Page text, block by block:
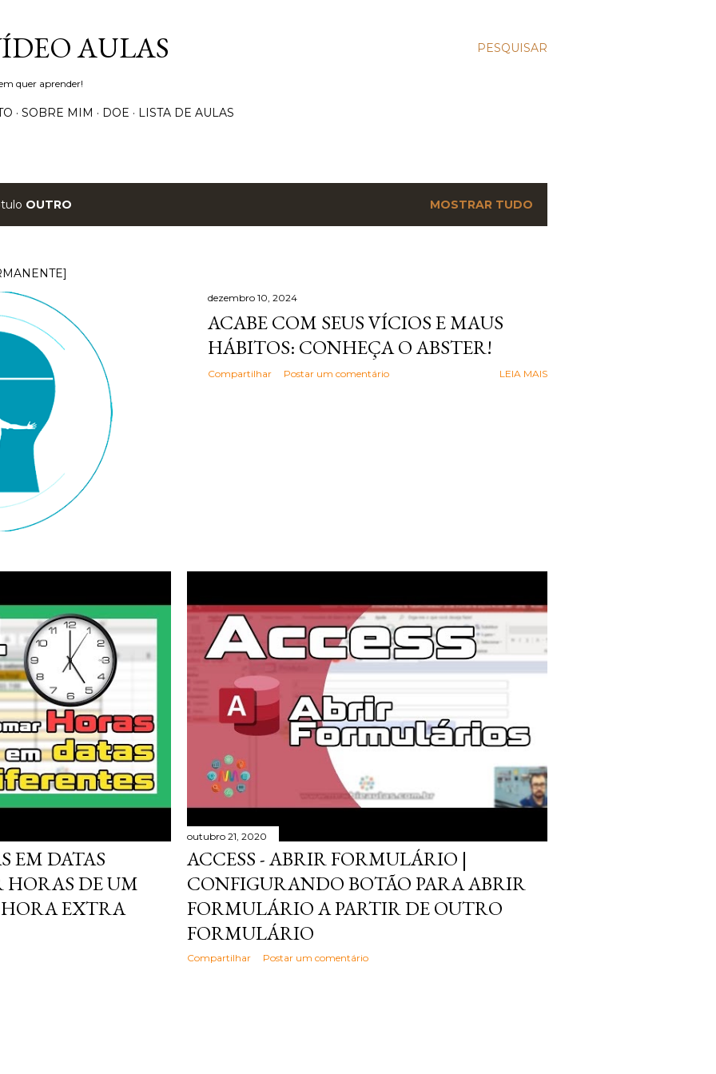
PESQUISAR
AULAS
quer aprender!
SOBRE MIM DOE LISTA DE AULAS
OUTRO MOSTRAR TUDO
dezembro 10, 2024
ACABE COM SEUS VÍCIOS E MAUS
HÁBITOS: CONHEÇA O ABSTER!
Compartilhar Postar um comentário LEIA MAIS
EM DATAS
HORAS DE UM
EXTRA
outubro 21, 2020
ACCESS - ABRIR FORMULÁRIO |
CONFIGURANDO BOTÃO PARA ABRIR
FORMULÁRIO A PARTIR DE OUTRO
FORMULÁRIO
Compartilhar Postar um comentário